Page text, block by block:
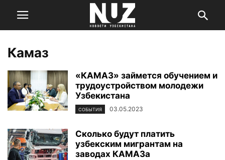
Камаз
«КАМАЗ» займется обучением и
трудоустройством молодежи
Узбекистана
СОБЫТИЯ 03.05.2023
Сколько будут платить
узбекским мигрантам на
заводах КАМАЗа